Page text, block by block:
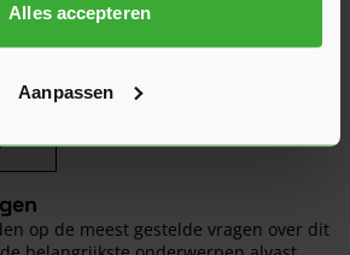
Alles accepteren
Aanpassen
dit product? Laat dan vooral een
een nog beter aanbod.
op de meest gestelde vragen over dit